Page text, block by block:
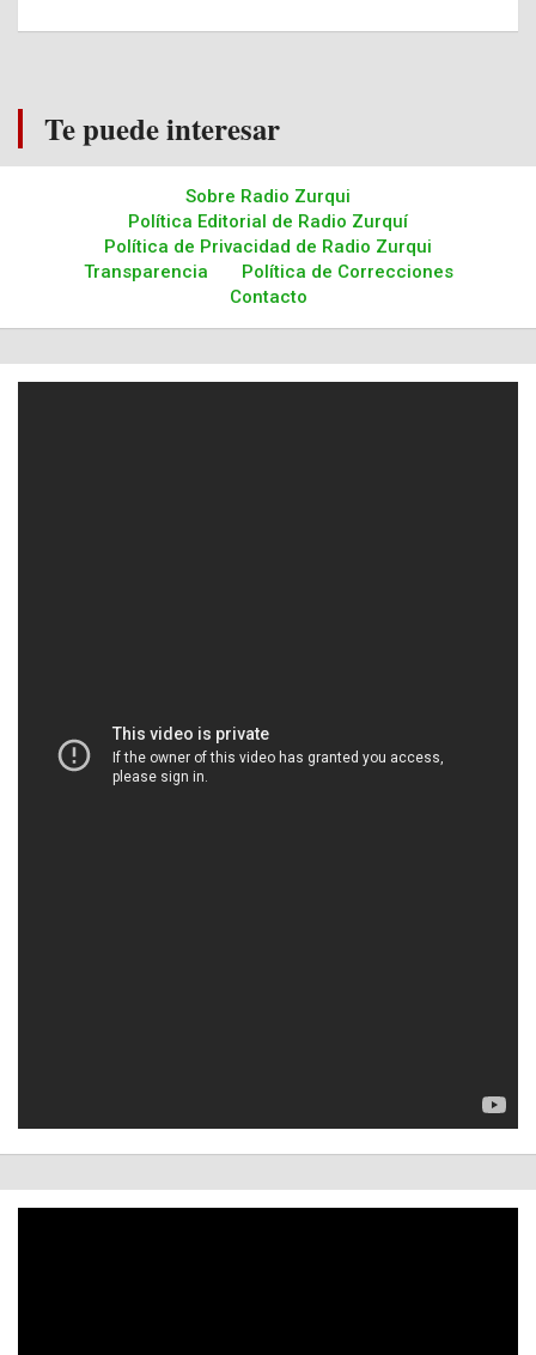
Te puede interesar
Sobre Radio Zurqui
Política Editorial de Radio Zurquí
Política de Privacidad de Radio Zurqui
Transparencia
Política de Correcciones
Contacto